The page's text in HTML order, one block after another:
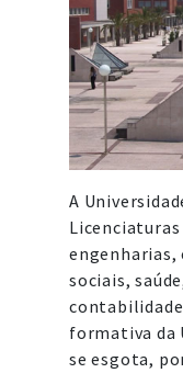
A
Licenciaturas
engenharias,
sociais,
formativa da
se esgota,